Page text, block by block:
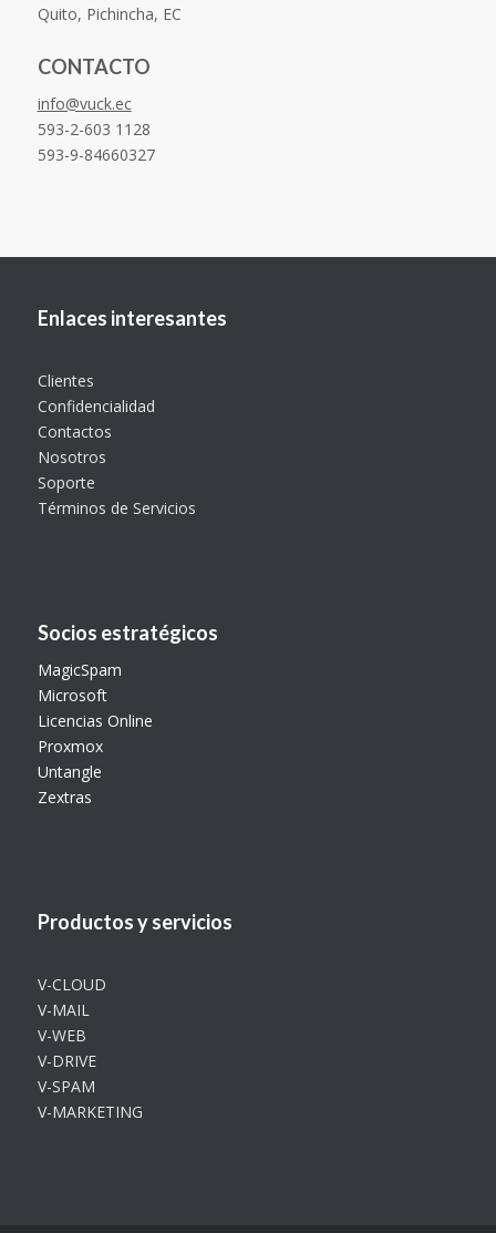
Quito, Pichincha, EC
CONTACTO
info@vuck.ec
593-2-603 1128
593-9-84660327
Enlaces interesantes
Clientes
Confidencialidad
Contactos
Nosotros
Soporte
Términos de Servicios
Socios estratégicos
MagicSpam
Microsoft
Licencias Online
Proxmox
Untangle
Zextras
Productos y servicios
V-CLOUD
V-MAIL
V-WEB
V-DRIVE
V-SPAM
V-MARKETING